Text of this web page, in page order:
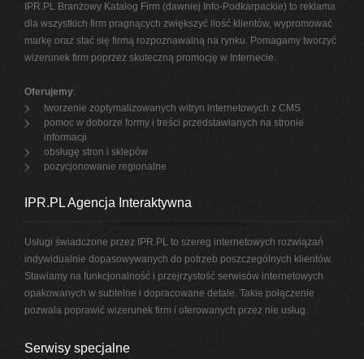
IPR.PL Branżowy Katalog Firm (dawniej Info-Podkarpackie) to reklama
dla wszystkich firm pragnących zwiększyć ilość klientów, wypromować
markę oraz stać się firmą rozpoznawalną na rynku. Pomagamy tworzyć
wizerunek firm poprzez skuteczną promocję w Internecie.
Oferujemy:
tworzenie zoptymalizowanych witryn internetowych z CMS
pomoc w doborze formy i treści przedstawianych na stronie
informacji
obsługę stron i sklepów
pozycjonowanie regionalne
IPR.PL Agencja Interaktywna
Usługi świadczone przez IPR.PL to szereg internetowych rozwiązań
indywidualnie dopasowywanych do potrzeb poszczególnych klientów.
Stawiamy na funkcjonalność i przejrzystość serwisów internetowych
opakowanych w subtelne i dopracowane detale. Takie połączenie
pozwala poprawić wizerunek firm i oferowanych przez nie usług.
Serwisy specjalne